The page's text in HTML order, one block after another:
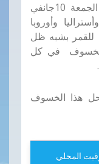
10
جانفي
وأوروبا
للقمر بشبه ظل
في كل
هذا الخسوف
المحلي